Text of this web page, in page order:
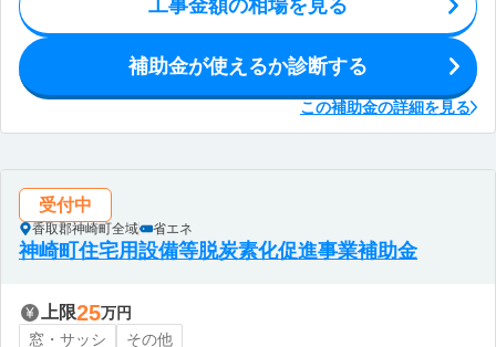
工事金額の相場を見る
補助金が使えるか診断する
この補助金の詳細を見る
受付中
香取郡神崎町全域 省エネ
神崎町住宅用設備等脱炭素化促進事業補助金
上限25万円
窓・サッシ
その他